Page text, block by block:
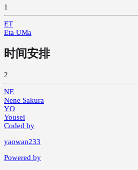
1
ET
Eta UMa
时间安排
2
NE
Nene Sakura
YO
Yousei
Coded by
yaowan233
Powered by